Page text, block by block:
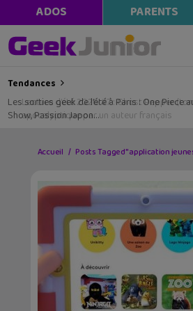
ADOS PARENTS
Tendances
Les sorties geek de l’été à Paris : One Piece
Show, Passion Japon…
Accueil Posts Tagged "application